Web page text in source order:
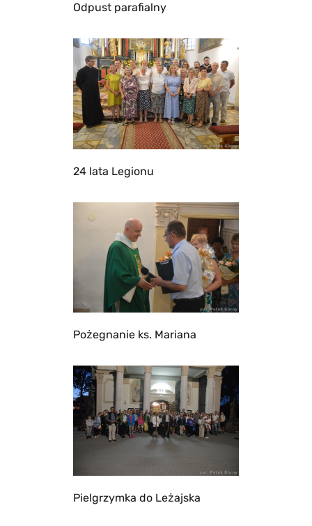
Odpust parafialny
24 lata Legionu
Pożegnanie ks. Mariana
Pielgrzymka do Leżajska